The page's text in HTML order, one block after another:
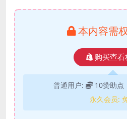
本内容需
购买查看
普通用户: 10赞助点
永久会员: